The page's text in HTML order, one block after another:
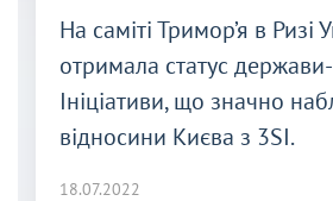
На саміті Тримор’я в Ризі
отримала статус
Ініціативи, що значно
відносини Києва з 3SI.
18.07.2022